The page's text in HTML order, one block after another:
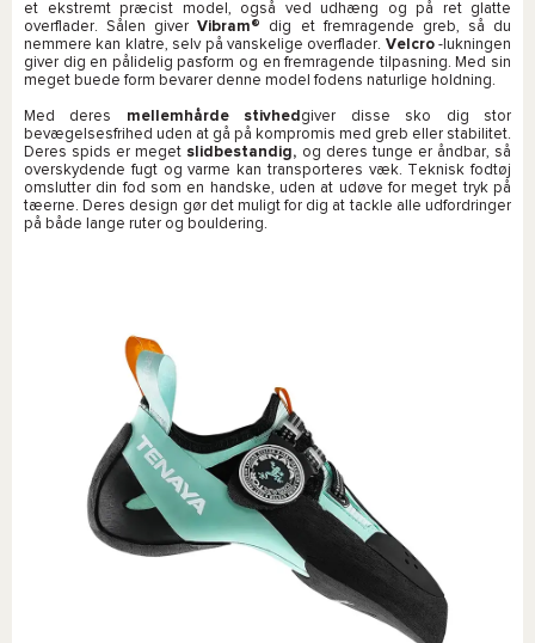
et ekstremt præcist model, også ved udhæng og på ret glatte
overflader. Sålen giverVibram®
dig et fremragende greb, så du
nemmere kan klatre, selv på vanskelige overflader. Velcro-lukningen
giver dig en pålidelig pasform og en fremragende tilpasning. Med sin
meget buede form bevarer denne model fodens naturlige holdning.
Med deres mellemhårde stivhed giver disse sko dig stor
bevægelsesfrihed uden at gå på kompromis med greb eller stabilitet.
Deres spids er meget slidbestandig, og deres tunge er åndbar, så
overskydende fugt og varme kan transporteres væk. Teknisk fodtøj
omslutter din fod som en handske, uden at udøve for meget tryk på
tæerne. Deres design gør det muligt for dig at tackle alle udfordringer
på både lange ruter og bouldering.